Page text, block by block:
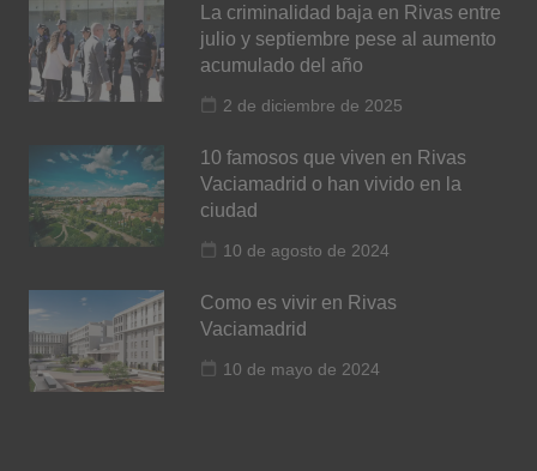
La criminalidad baja en Rivas entre
julio y septiembre pese al aumento
acumulado del año
2 de diciembre de 2025
10 famosos que viven en Rivas
Vaciamadrid o han vivido en la
ciudad
10 de agosto de 2024
Como es vivir en Rivas
Vaciamadrid
10 de mayo de 2024